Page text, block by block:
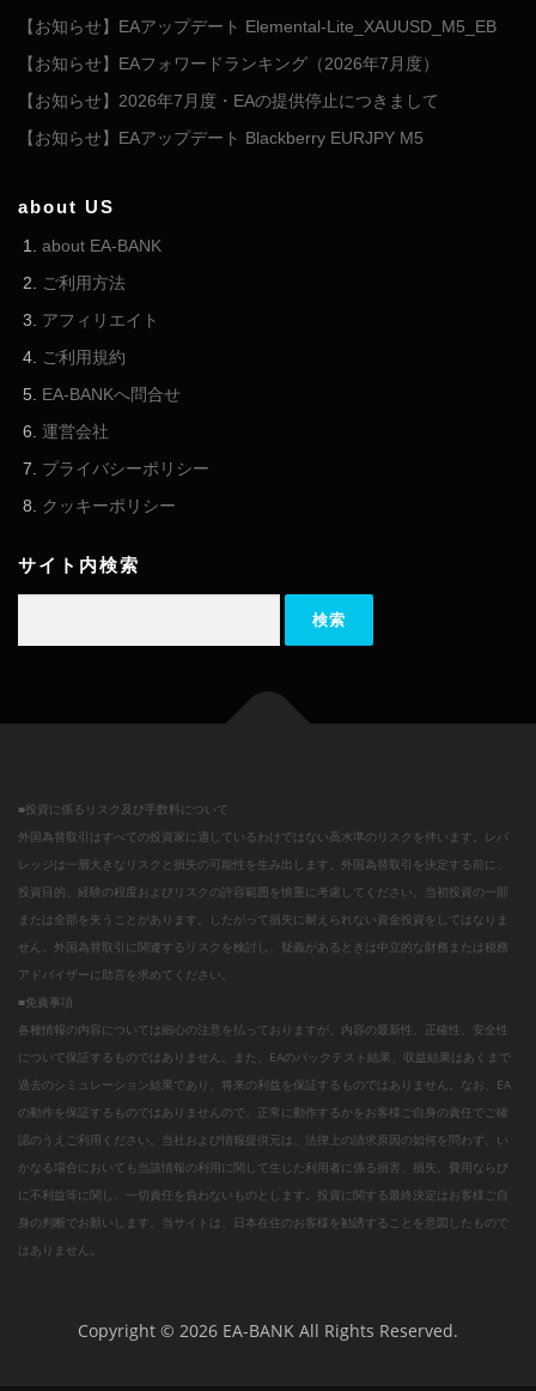
【お知らせ】EAアップデート Elemental-Lite_XAUUSD_M5_EB
【お知らせ】EAフォワードランキング（2026年7月度）
【お知らせ】2026年7月度・EAの提供停止につきまして
【お知らせ】EAアップデート Blackberry EURJPY M5
about US
about EA-BANK
ご利用方法
アフィリエイト
ご利用規約
EA-BANKへ問合せ
運営会社
プライバシーポリシー
クッキーポリシー
サイト内検索
■投資に係るリスク及び手数料について
外国為替取引はすべての投資家に適しているわけではない高水準のリスクを伴います。レバ
レッジは一層大きなリスクと損失の可能性を生み出します。外国為替取引を決定する前に、
投資目的、経験の程度およびリスクの許容範囲を慎重に考慮してください。当初投資の一部
または全部を失うことがあります。したがって損失に耐えられない資金投資をしてはなりま
せん。外国為替取引に関連するリスクを検討し、疑義があるときは中立的な財務または税務
アドバイザーに助言を求めてください。
■免責事項
各種情報の内容については細心の注意を払っておりますが、内容の最新性、正確性、安全性
について保証するものではありません。また、EAのバックテスト結果、収益結果はあくまで
過去のシミュレーション結果であり、将来の利益を保証するものではありません。なお、EA
の動作を保証するものではありませんので、正常に動作するかをお客様ご自身の責任でご確
認のうえご利用ください。当社および情報提供元は、法律上の請求原因の如何を問わず、い
かなる場合においても当該情報の利用に関して生じた利用者に係る損害、損失、費用ならび
に不利益等に関し、一切責任を負わないものとします。投資に関する最終決定はお客様ご自
身の判断でお願いします。当サイトは、日本在住のお客様を勧誘することを意図したもので
はありません。
Copyright © 2026 EA-BANK All Rights Reserved.